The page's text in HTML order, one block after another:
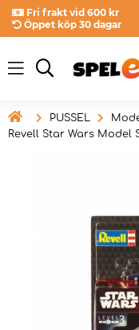
Fri frakt vid 600 kr
Öppet köp 30 dagar
 PUSSEL
Revell Star Wars Model